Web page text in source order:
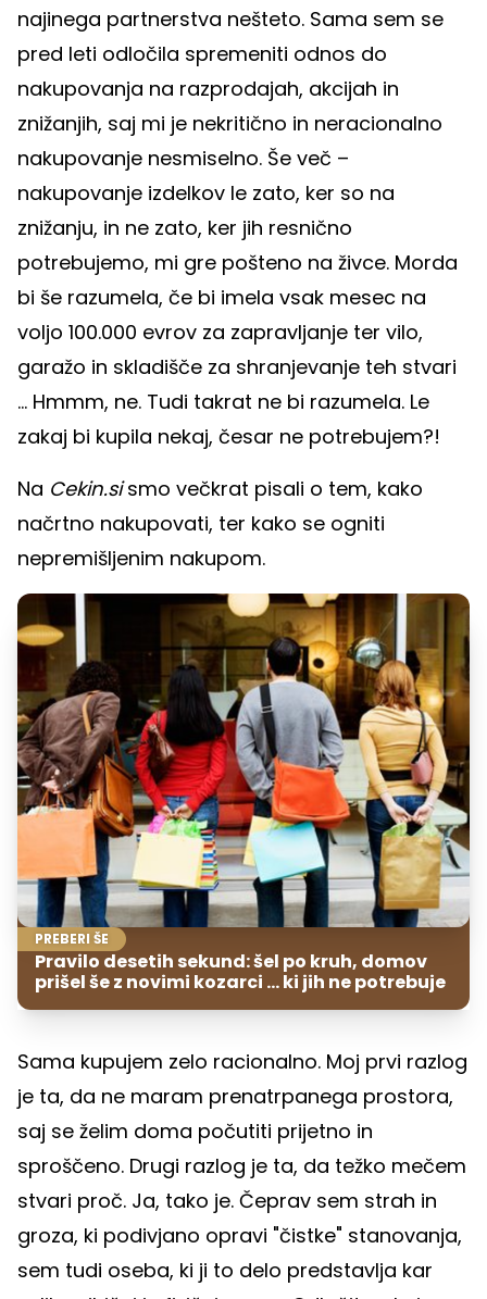
najinega partnerstva nešteto. Sama sem se
pred leti odločila spremeniti odnos do
nakupovanja na razprodajah, akcijah in
znižanjih, saj mi je nekritično in neracionalno
nakupovanje nesmiselno. Še več –
nakupovanje izdelkov le zato, ker so na
znižanju, in ne zato, ker jih resnično
potrebujemo, mi gre pošteno na živce. Morda
bi še razumela, če bi imela vsak mesec na
voljo 100.000 evrov za zapravljanje ter vilo,
garažo in skladišče za shranjevanje teh stvari
... Hmmm, ne. Tudi takrat ne bi razumela. Le
zakaj bi kupila nekaj, česar ne potrebujem?!
Na Cekin.sismo večkrat pisali o tem, kako
načrtno nakupovati, ter kako se ogniti
nepremišljenim nakupom.
PREBERI ŠE
Pravilo desetih sekund: šel po kruh, domov
prišel še z novimi kozarci ... ki jih ne potrebuje
Sama kupujem zelo racionalno. Moj prvi razlog
je ta, da ne maram prenatrpanega prostora,
saj se želim doma počutiti prijetno in
sproščeno. Drugi razlog je ta, da težko mečem
stvari proč. Ja, tako je. Čeprav sem strah in
groza, ki podivjano opravi "čistke" stanovanja,
sem tudi oseba, ki ji to delo predstavlja kar